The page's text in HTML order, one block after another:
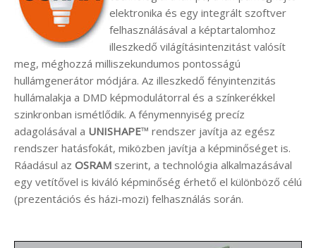
elektronika és egy integrált szoftver
felhasználásával a képtartalomhoz
illeszkedő világításintenzitást valósít
meg, méghozzá milliszekundumos pontosságú
hullámgenerátor módjára. Az illeszkedő fényintenzitás
hullámalakja a DMD képmodulátorral és a színkerékkel
szinkronban ismétlődik. A fénymennyiség precíz
adagolásával a UNISHAPE™ rendszer javítja az egész
rendszer hatásfokát, miközben javítja a képminőséget is.
Ráadásul az OSRAM szerint, a technológia alkalmazásával
egy vetítővel is kiváló képminőség érhető el különböző célú
(prezentációs és házi-mozi) felhasználás során.